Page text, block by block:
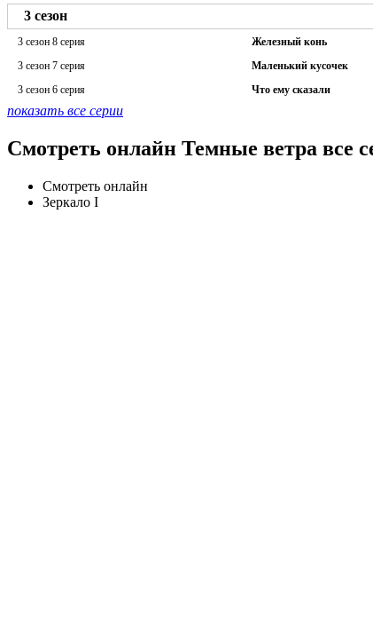
3 сезон
3 сезон 8 серия
Железный конь
3 сезон 7 серия
Маленький кусочек
3 сезон 6 серия
Что ему сказали
показать все серии
Смотреть онлайн Темные ветра все
Смотреть онлайн
Зеркало I